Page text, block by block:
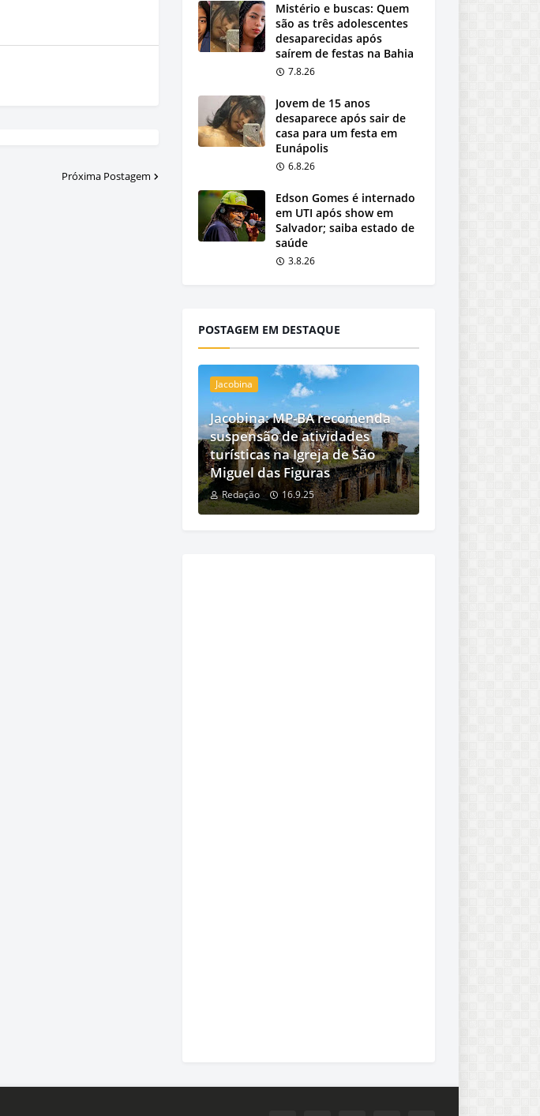
Próxima Postagem
Mistério e buscas: Quem
são as três adolescentes
desaparecidas após
saírem de festas na Bahia
7.8.26
Jovem de 15 anos
desaparece após sair de
casa para um festa em
Eunápolis
6.8.26
Edson Gomes é internado
em UTI após show em
Salvador; saiba estado de
saúde
3.8.26
POSTAGEM EM DESTAQUE
Jacobina
Jacobina: MP-BA recomenda
suspensão de atividades
turísticas na Igreja de São
Miguel das Figuras
Redação 16.9.25